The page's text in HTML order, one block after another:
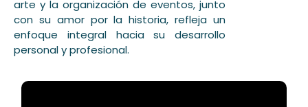
arte y la organización de eventos, junto
con su amor por la historia, refleja un
enfoque integral hacia su desarrollo
personal y profesional.